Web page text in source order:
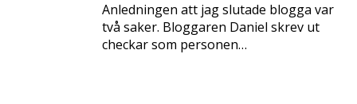
Anledningen att jag slutade blogga var
två saker. Bloggaren Daniel skrev ut
checkar som personen…